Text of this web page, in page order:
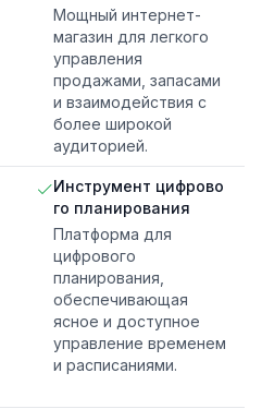
Мощный интернет-
магазин для легкого
управления
продажами, запасами
и взаимодействия с
более широкой
аудиторией.
Инструмент цифрово
го планирования
Платформа для
цифрового
планирования,
обеспечивающая
ясное и доступное
управление временем
и расписаниями.